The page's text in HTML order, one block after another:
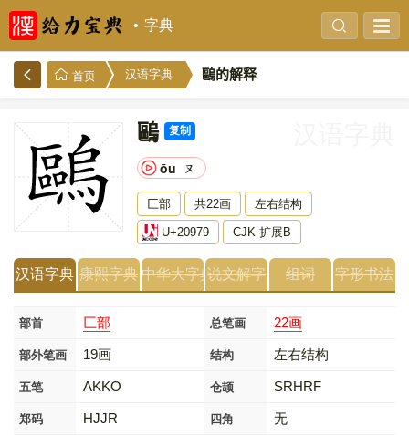
字典
首页 汉语字典 𠥹的解释
𠥹 复制
ōu ㄡ
匚部 共22画 左右结构
U+20979 CJK 扩展B
汉语字典 康熙字典 中华大字典说文解字 组词 字形书法
部首 匚部 总笔画 22画
部外笔画 19画 结构 左右结构
五笔 AKKO 仓颉 SRHRF
郑码 HJJR 四角 无